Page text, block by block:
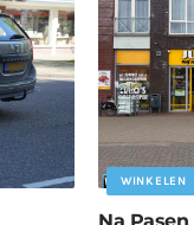
WINKELEN